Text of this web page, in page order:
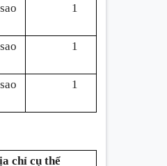
1
1
1
chỉ cụ thể